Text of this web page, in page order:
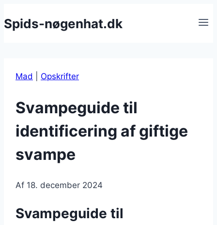
til
Spids-nøgenhat.dk
Mad Opskrifter
Svampeguide til
identificering af giftige
svampe
Af 18. december 2024
Svampeguide til